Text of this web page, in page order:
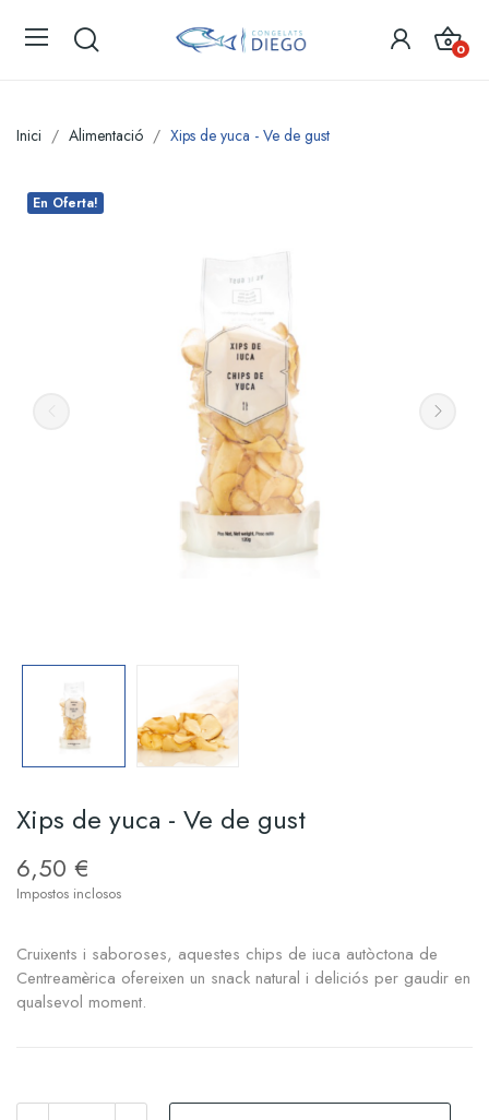
0
Inici Alimentació Xips de yuca - Ve de gust
En Oferta!
Xips de yuca - Ve de gust
6,50 €
Impostos inclosos
Cruixents i saboroses, aquestes chips de iuca autòctona de
Centreamèrica ofereixen un snack natural i deliciós per gaudir en
qualsevol moment.